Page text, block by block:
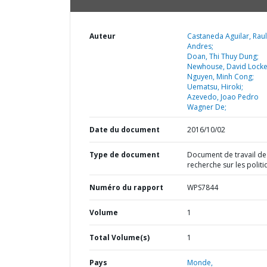
Auteur
Castaneda Aguilar, Raul
Andres;
Doan, Thi Thuy Dung;
Newhouse, David
Nguyen, Minh Cong;
Uematsu, Hiroki;
Azevedo, Joao Pedro
Wagner De;
Date du document 2016/10/02
Type de document
Document de travail de
recherche sur les
Numéro du rapport WPS7844
Volume 1
Total Volume(s) 1
Pays Monde,